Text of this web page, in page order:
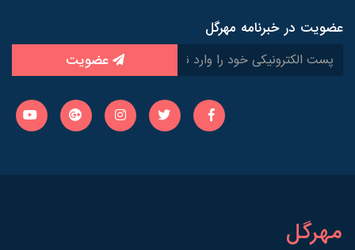
عضویت در خبرنامه مهرگل
عضویت
مهرگل